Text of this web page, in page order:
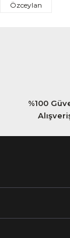
Özceylan
%100